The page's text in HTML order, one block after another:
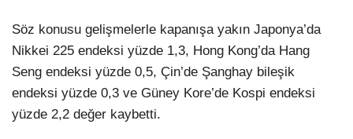
Söz konusu gelişmelerle kapanışa yakın Japonya’da
Nikkei 225 endeksi yüzde 1,3, Hong Kong’da Hang
Seng endeksi yüzde 0,5, Çin’de Şanghay bileşik
endeksi yüzde 0,3 ve Güney Kore’de Kospi endeksi
yüzde 2,2 değer kaybetti.